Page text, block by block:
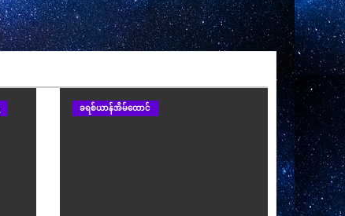
ခရစ်ယာန်အိမ်ထောင်